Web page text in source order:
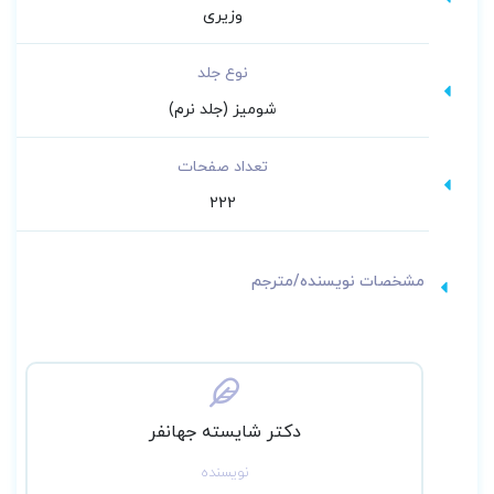
وزیری
نوع جلد
شومیز (جلد نرم)
تعداد صفحات
222
مشخصات نویسنده/مترجم
دکتر شایسته جهانفر
نویسنده